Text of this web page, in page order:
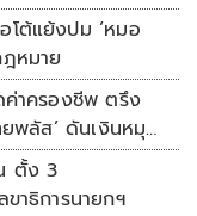
โต้แย้งปม ‘หมอ
หมาย
ค่าครองชีพ ตรึง
ยพลัส’ ดันเงินหมุน
ตั้ง 3
ขาธิการนายกฯ